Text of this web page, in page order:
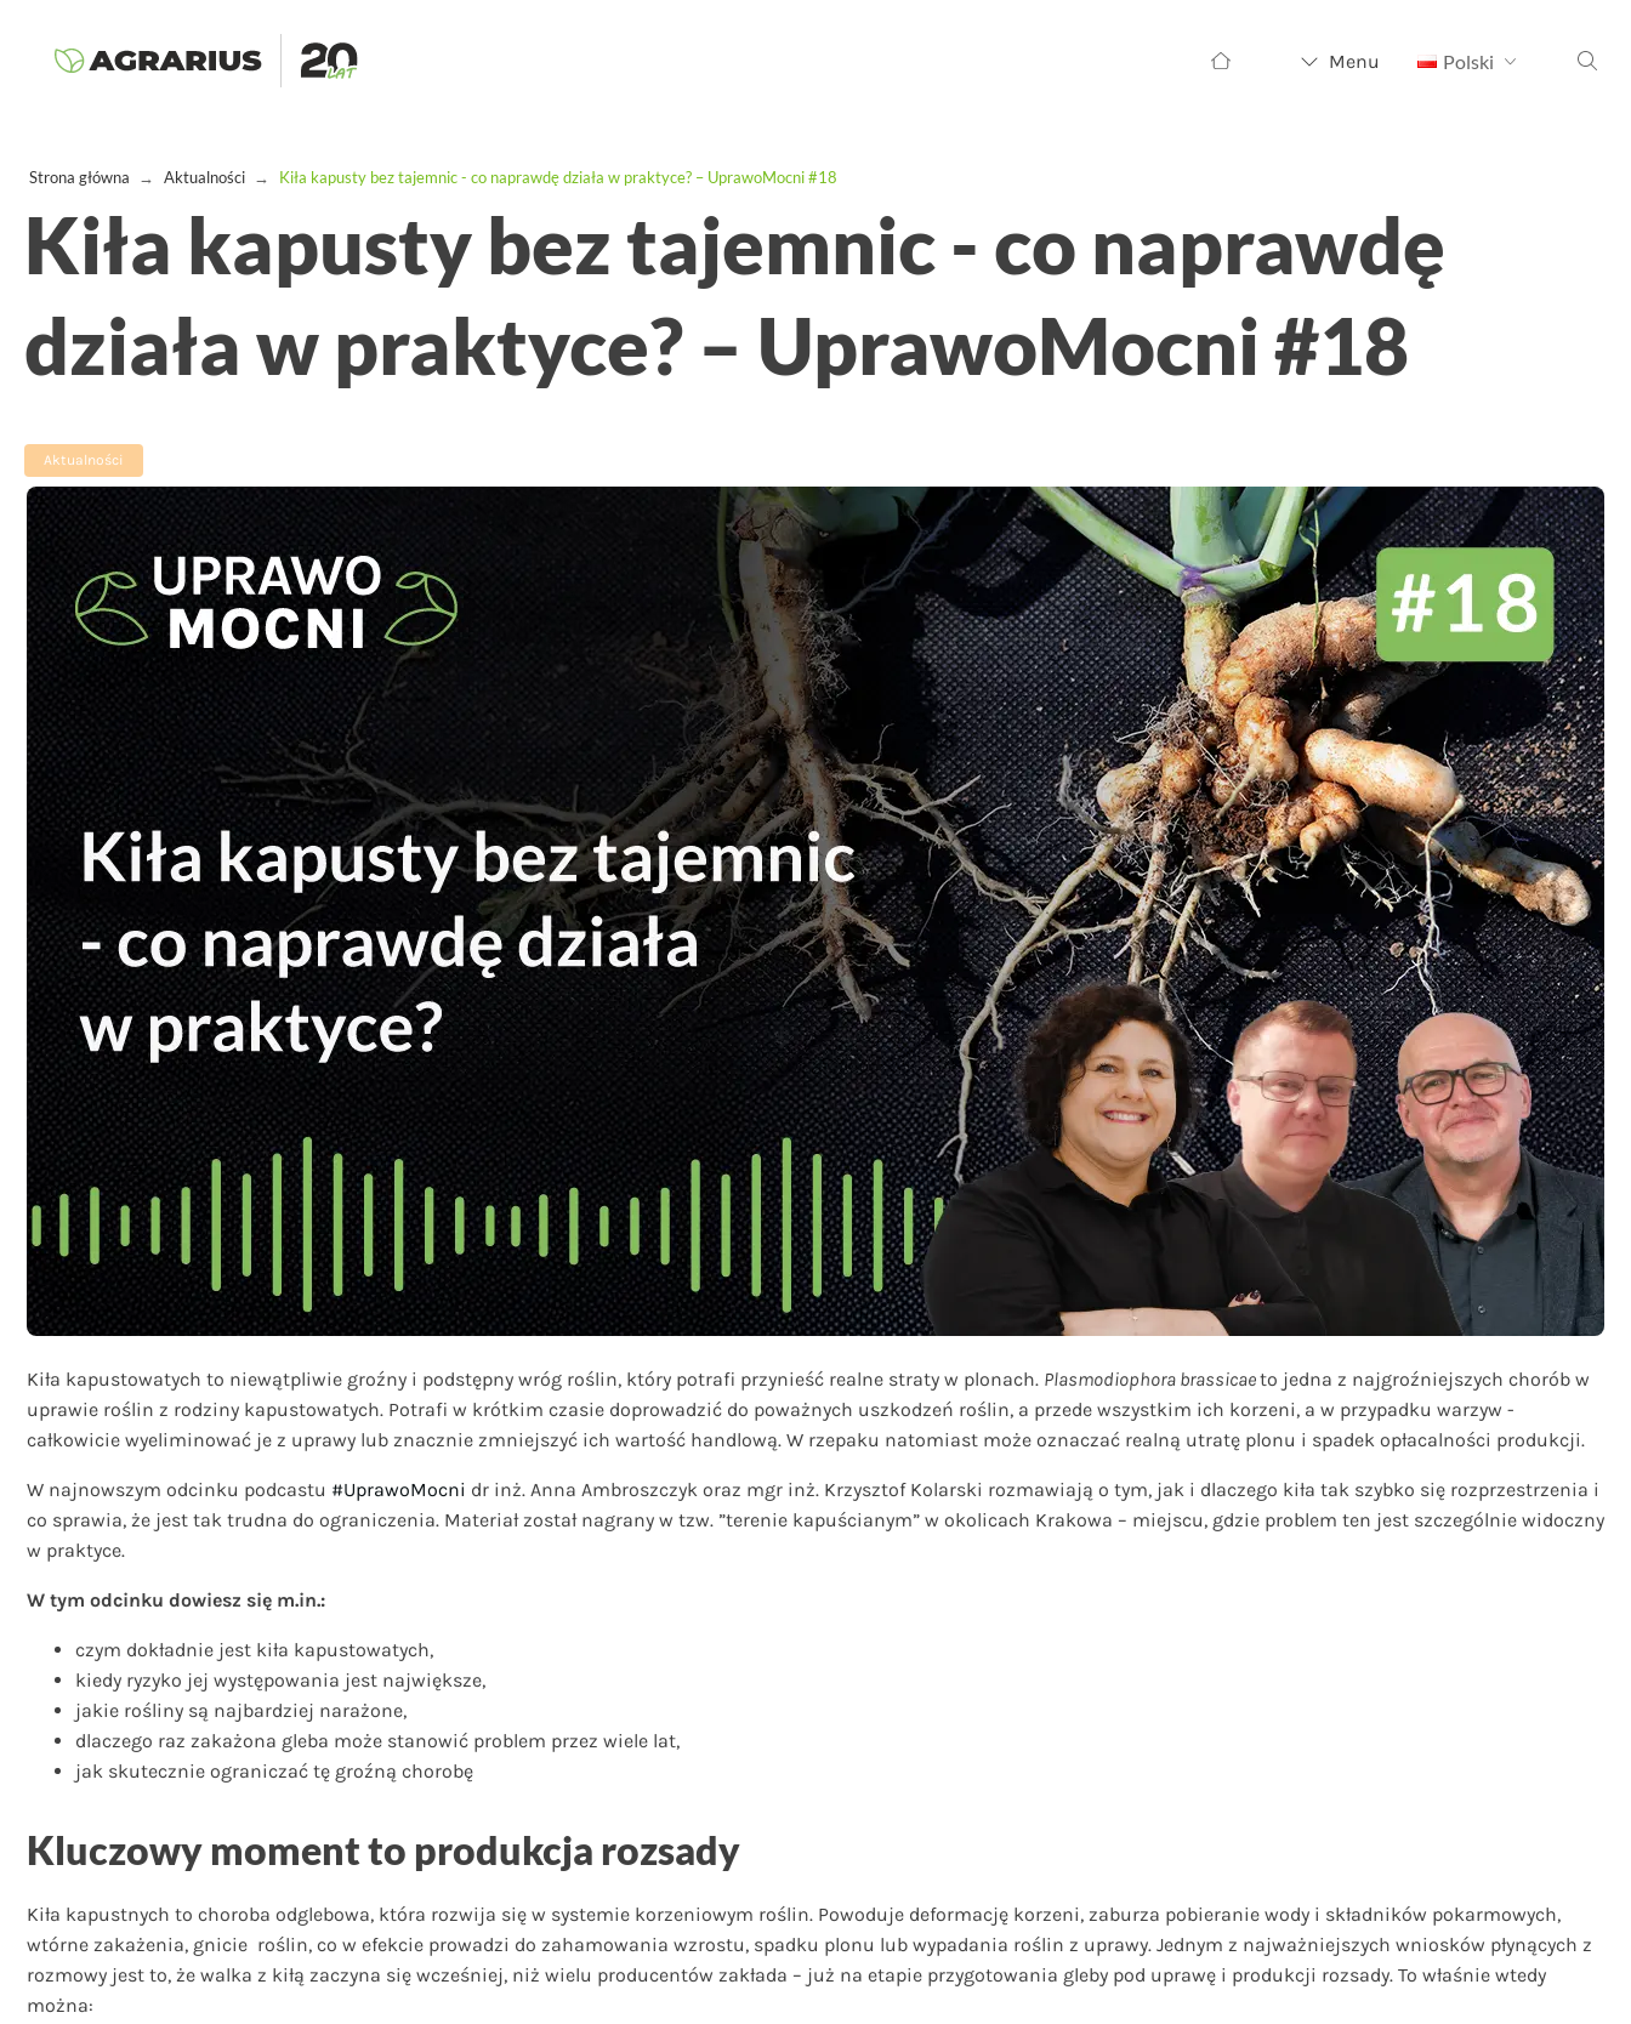
Menu Polski Szukaj:
Strona główna → Aktualności → Kiła kapusty bez tajemnic - co naprawdę działa w praktyce? – UprawoMocni #18
Kiła kapusty bez tajemnic - co naprawdę
działa w praktyce? – UprawoMocni #18
Aktualności
Kiła kapustowatych to niewątpliwie groźny i podstępny wróg roślin, który potrafi przynieść realne straty w plonach. Plasmodiophora brassicaeto jedna z najgroźniejszych chorób w
uprawie roślin z rodziny kapustowatych. Potrafi w krótkim czasie doprowadzić do poważnych uszkodzeń roślin, a przede wszystkim ich korzeni, a w przypadku warzyw -
całkowicie wyeliminować je z uprawy lub znacznie zmniejszyć ich wartość handlową. W rzepaku natomiast może oznaczać realną utratę plonu i spadek opłacalności produkcji.
W najnowszym odcinku podcastu #UprawoMocni dr inż. Anna Ambroszczyk oraz mgr inż. Krzysztof Kolarski rozmawiają o tym, jak i dlaczego kiła tak szybko się rozprzestrzenia i
co sprawia, że jest tak trudna do ograniczenia. Materiał został nagrany w tzw. ”terenie kapuścianym” w okolicach Krakowa – miejscu, gdzie problem ten jest szczególnie widoczny
w praktyce.
W tym odcinku dowiesz się m.in.:
czym dokładnie jest kiła kapustowatych,
kiedy ryzyko jej występowania jest największe,
jakie rośliny są najbardziej narażone,
dlaczego raz zakażona gleba może stanowić problem przez wiele lat,
jak skutecznie ograniczać tę groźną chorobę
Kluczowy moment to produkcja rozsady
Kiła kapustnych to choroba odglebowa, która rozwija się w systemie korzeniowym roślin. Powoduje deformację korzeni, zaburza pobieranie wody i składników pokarmowych,
wtórne zakażenia, gnicie roślin, co w efekcie prowadzi do zahamowania wzrostu, spadku plonu lub wypadania roślin z uprawy. Jednym z najważniejszych wniosków płynących z
rozmowy jest to, że walka z kiłą zaczyna się wcześniej, niż wielu producentów zakłada – już na etapie przygotowania gleby pod uprawę i produkcji rozsady. To właśnie wtedy
można: